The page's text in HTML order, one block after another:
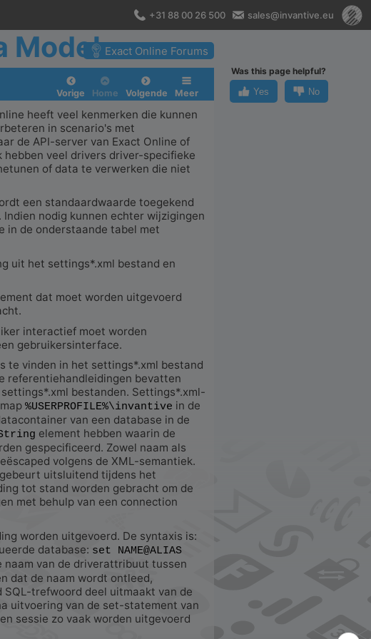
+31 88 00 26 500 sales@invantive.eu
Was this page helpful?
Yes
No
Exact Online Forums
Model
Vorige Home Volgende Meer
heeft veel kenmerken die kunnen
in scenario's met
de API-server van Exact Online of
veel drivers driver-specifieke
of data te verwerken die niet
een standaardwaarde toegekend
nodig kunnen echter wijzigingen
in de onderstaande tabel met
uit het settings*.xml bestand en
dat moet worden uitgevoerd
interactief moet worden
gebruikersinterface.
te vinden in het settings*.xml bestand
referentiehandleidingen bevatten
bestanden. Settings*.xml-
%USERPROFILE%\invantive in de
van een database in de
element hebben waarin de
gespecificeerd. Zowel naam als
volgens de XML-semantiek.
uitsluitend tijdens het
tot stand worden gebracht om de
met behulp van een connection
worden uitgevoerd. De syntaxis is:
database: set NAME@ALIAS
naam van de driverattribuut tussen
dat de naam wordt ontleed,
trefwoord deel uitmaakt van de
uitvoering van de set-statement van
sessie zo vaak worden uitgevoerd